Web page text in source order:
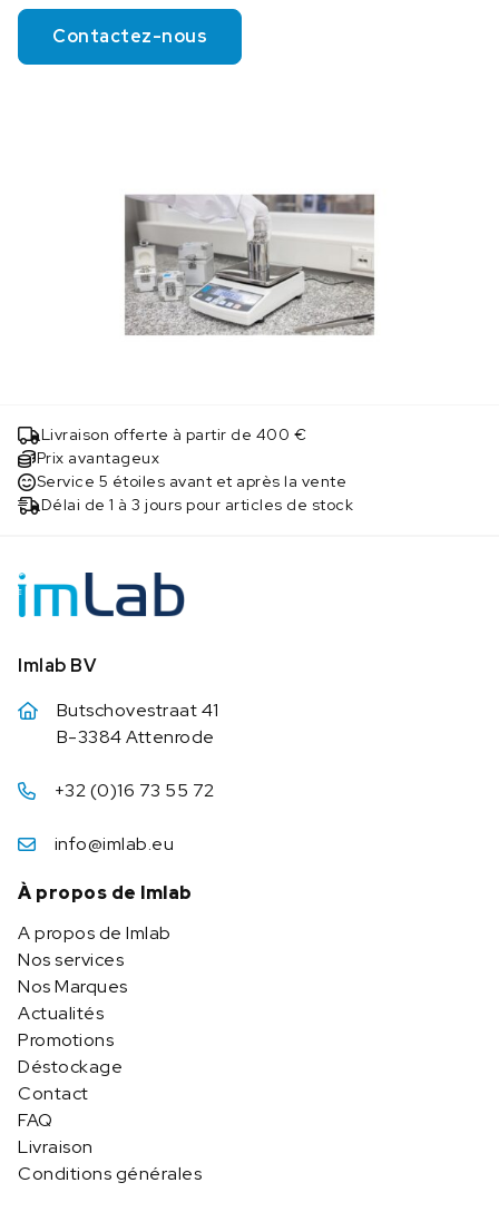
Contactez-nous
Livraison offerte à partir de 400 €
Prix avantageux
Service 5 étoiles avant et après la vente
Délai de 1 à 3 jours pour articles de stock
Imlab BV
Butschovestraat 41
B-3384 Attenrode
+32 (0)16 73 55 72
info@imlab.eu
À propos de Imlab
A propos de Imlab
Nos services
Nos Marques
Actualités
Promotions
Déstockage
Contact
FAQ
Livraison
Conditions générales